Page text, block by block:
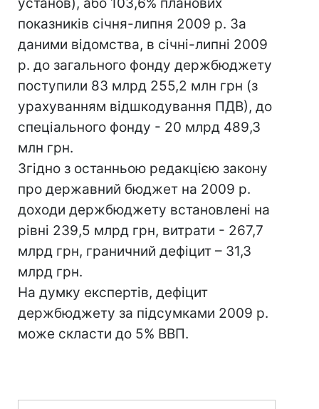
показників січня-липня 2009 р. За
даними відомства, в січні-липні 2009
р. до загального фонду держбюджету
поступили 83 млрд 255,2 млн грн (з
урахуванням відшкодування ПДВ), до
спеціального фонду - 20 млрд 489,3
млн грн.
Згідно з останньою редакцією закону
про державний бюджет на 2009 р.
доходи держбюджету встановлені на
рівні 239,5 млрд грн, витрати - 267,7
млрд грн, граничний дефіцит – 31,3
млрд грн.
На думку експертів, дефіцит
держбюджету за підсумками 2009 р.
може скласти до 5% ВВП.